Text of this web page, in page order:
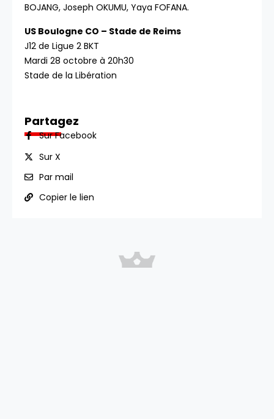
BOJANG, Joseph OKUMU, Yaya FOFANA.
US Boulogne CO – Stade de Reims
J12 de Ligue 2 BKT
Mardi 28 octobre à 20h30
Stade de la Libération
Partagez
Sur Facebook
Sur X
Par mail
Copier le lien